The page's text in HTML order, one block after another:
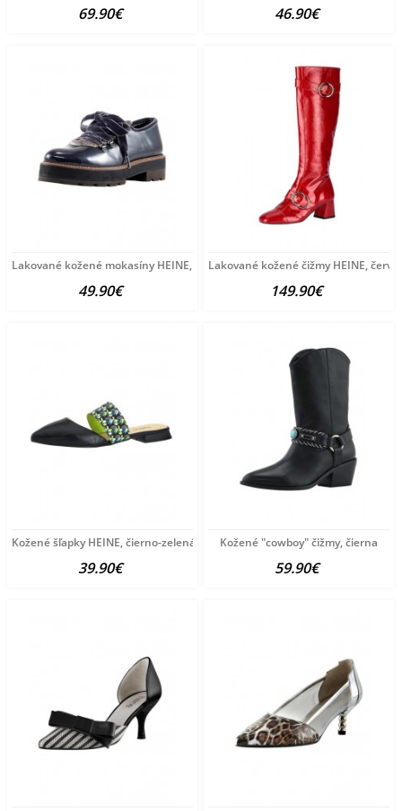
69.90€ 46.90€
Lakované kožené mokasíny HEINE, šedá
49.90€
Lakované kožené čižmy HEINE,
149.90€
Kožené šľapky HEINE, čierno-zelená
39.90€
Kožené "cowboy" čižmy, čierna
59.90€